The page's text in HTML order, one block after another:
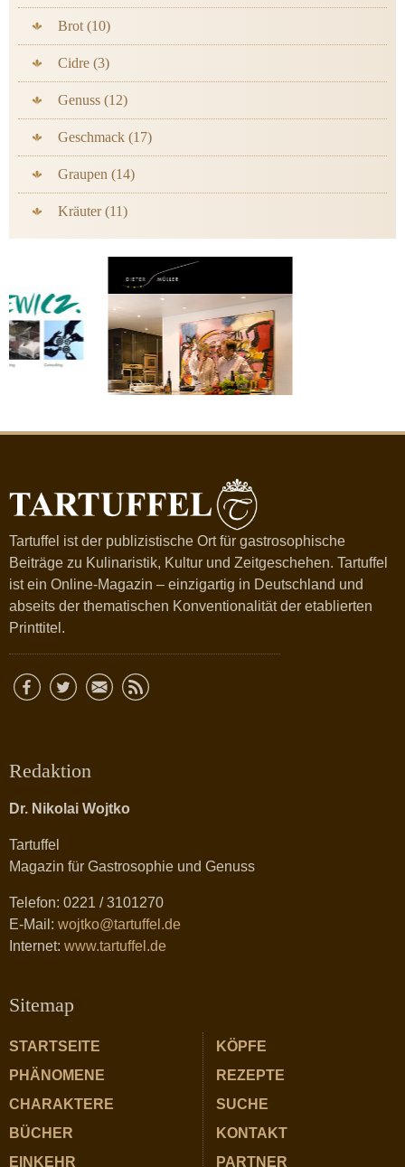
Brot (10)
Cidre (3)
Genuss (12)
Geschmack (17)
Graupen (14)
Kräuter (11)
Tartuffel ist der publizistische Ort für gastrosophische
Beiträge zu Kulinaristik, Kultur und Zeitgeschehen. Tartuffel
ist ein Online-Magazin – einzigartig in Deutschland und
abseits der thematischen Konventionalität der etablierten
Printtitel.
Redaktion
Dr. Nikolai Wojtko
Tartuffel
Magazin für Gastrosophie und Genuss
Telefon: 0221 / 3101270
E-Mail: wojtko@tartuffel.de
Internet: www.tartuffel.de
Sitemap
STARTSEITE
PHÄNOMENE
CHARAKTERE
BÜCHER
EINKEHR
KÖPFE
REZEPTE
SUCHE
KONTAKT
PARTNER